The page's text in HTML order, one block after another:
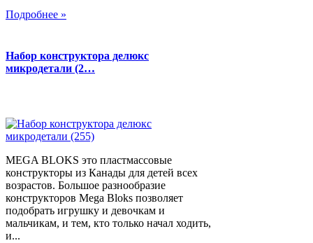
Подробнее »
Набор конструктора делюкс
микродетали (2…
MEGA BLOKS это пластмассовые
конструкторы из Канады для детей всех
возрастов. Большое разнообразие
конструкторов Mega Bloks позволяет
подобрать игрушку и девочкам и
мальчикам, и тем, кто только начал ходить,
и...